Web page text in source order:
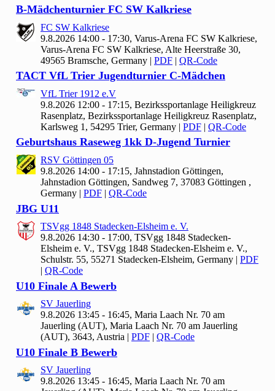
B-Mädchenturnier FC SW Kalkriese
FC SW Kalkriese
9.8.2026 14:00 - 17:30, Varus-Arena FC SW Kalkriese,
Varus-Arena FC SW Kalkriese, Alte Heerstraße 30,
49565 Bramsche, Germany | PDF | QR-Code
TACT VfL Trier Jugendturnier C-Mädchen
VfL Trier 1912 e.V
9.8.2026 12:00 - 17:15, Bezirkssportanlage Heiligkreuz
Rasenplatz, Bezirkssportanlage Heiligkreuz Rasenplatz,
Karlsweg 1, 54295 Trier, Germany | PDF | QR-Code
Geburtshaus Raseweg 1kk D-Jugend Turnier
RSV Göttingen 05
9.8.2026 14:00 - 17:15, Jahnstadion Göttingen,
Jahnstadion Göttingen, Sandweg 7, 37083 Göttingen ,
Germany | PDF | QR-Code
JBG U11
TSVgg 1848 Stadecken-Elsheim e. V.
9.8.2026 14:30 - 17:00, TSVgg 1848 Stadecken-
Elsheim e. V., TSVgg 1848 Stadecken-Elsheim e. V.,
Schulstr. 55, 55271 Stadecken-Elsheim, Germany | PDF
| QR-Code
U10 Finale A Bewerb
SV Jauerling
9.8.2026 13:45 - 16:45, Maria Laach Nr. 70 am
Jauerling (AUT), Maria Laach Nr. 70 am Jauerling
(AUT), 3643, Austria | PDF | QR-Code
U10 Finale B Bewerb
SV Jauerling
9.8.2026 13:45 - 16:45, Maria Laach Nr. 70 am